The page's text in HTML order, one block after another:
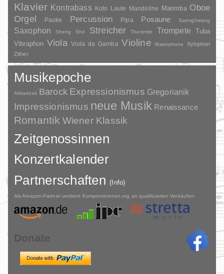
Klavier Kontrabass Koto Laute Mandoline Marimba Oboe
Orgel Pauke Percussion Pipa Posaune Saenghwang
Saxophon Sheng Shō Streicher Theremin Trompete
Tuba
Vibraphon Viola Viola da Gamba Violine Waterphone
Xylophon
Zither
Musikepoche
Akkadzeit Barock Expressionismus Gregorianik
Impressionismus neue Musik Renaissance
Romantik Wiener Klassik
Zeitgenossinnen
Konzertkalender
Partnerschaften(Info)
Als Amazon-Partner verdient Komponistinnen.org an qualifizierten Verkäufen.
Donate